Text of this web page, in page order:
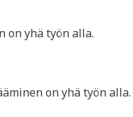
on yhä työn alla.
on yhä työn alla.